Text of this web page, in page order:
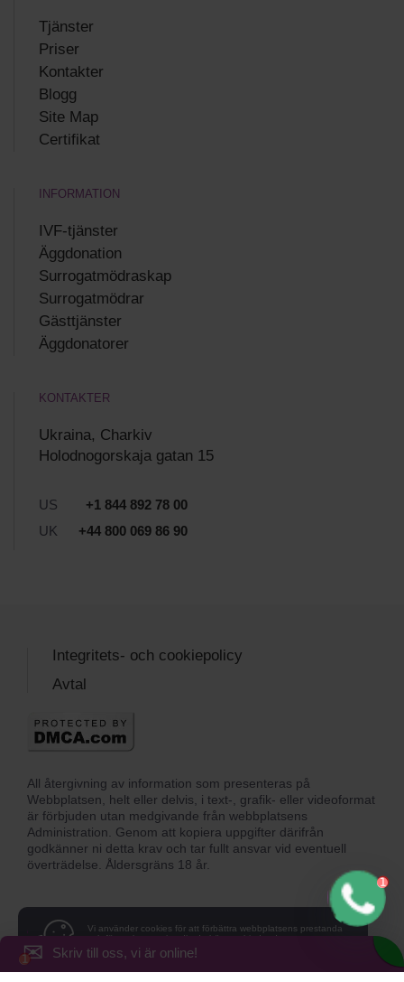
Tjänster
Priser
Kontakter
Blogg
Site Map
Certifikat
INFORMATION
IVF-tjänster
Äggdonation
Surrogatmödraskap
Surrogatmödrar
Gästtjänster
Äggdonatorer
KONTAKTER
Ukraina, Charkiv
Holodnogorskaja gatan 15
US
+1 844 892 78 00
UK
+44 800 069 86 90
All återgivning av information som presenteras på
Webbplatsen, helt eller delvis, i text-, grafik- eller videoformat
är förbjuden utan medgivande från webbplatsens
Administration. Genom att kopiera uppgifter därifrån
godkänner ni detta krav och tar fullt ansvar vid eventuell
överträdelse. Åldersgräns 18 år.
Integritets- och cookiepolicy
Avtal
Vi använder cookies för att förbättra webbplatsens prestanda
och för att kunna visa dig de bästa erbjudandena.
Godkänner du vår integritets- och cookiepolicy och
accepterar du cookies på din enhet?
✉ Skriv till oss, vi är online!